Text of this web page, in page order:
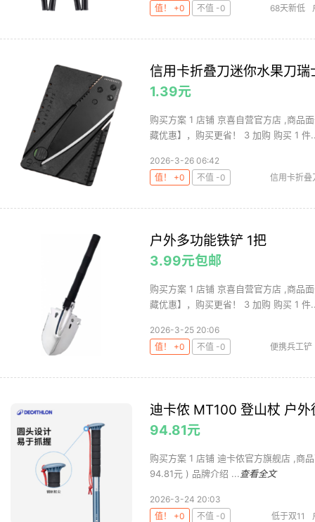
值！ +0
不值 -0 68天新低
信用卡折叠刀迷你水果刀瑞
1.39元
购买方案 1 店铺 京喜自营官方店 ,商品
藏优惠】，购买更省！ 3 加购 购买 1 件
2026-3-26 06:42
值！ +0
不值 -0 信用卡折叠
户外多功能铁铲 1把
3.99元包邮
购买方案 1 店铺 京喜自营官方店 ,商品
藏优惠】，购买更省！ 3 加购 购买 1 件
2026-3-25 20:06
值！ +0
不值 -0 便携兵工铲
迪卡侬 MT100 登山杖 户
94.81元
购买方案 1 店铺 迪卡侬官方旗舰店 ,商
94.81元 ) 品牌介绍 ... 查看全文
2026-3-24 20:03
值！ +0
不值 -0 低于双11